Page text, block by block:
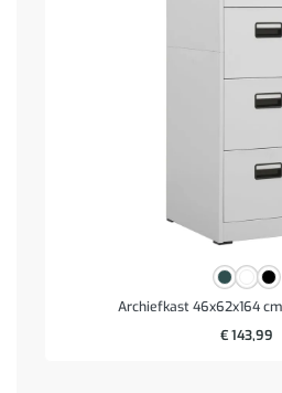
Archiefkast 46x62x164
€143,99